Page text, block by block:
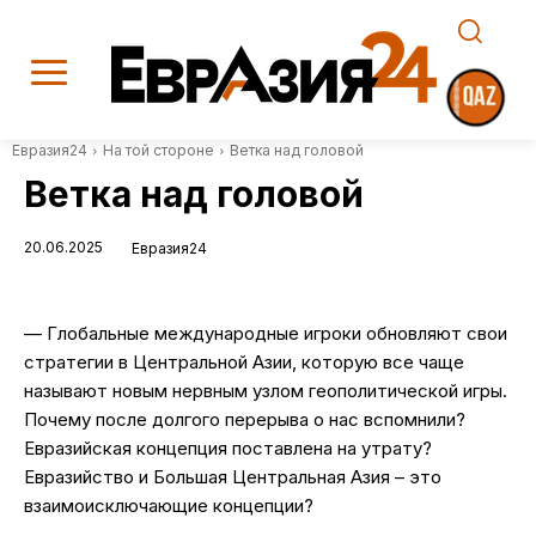
Евразия24 На той стороне Ветка над головой
Ветка над головой
20.06.2025 Евразия24
— Глобальные международные игроки обновляют свои
стратегии в Центральной Азии, которую все чаще
называют новым нервным узлом геополитической игры.
Почему после долгого перерыва о нас вспомнили?
Евразийская концепция поставлена на утрату?
Евразийство и Большая Центральная Азия – это
взаимоисключающие концепции?